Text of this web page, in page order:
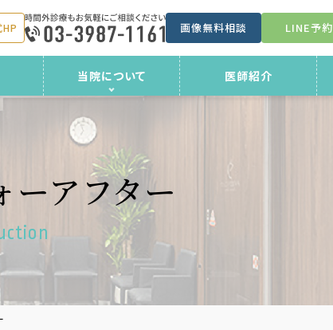
画像無料相談 LINE予約
当院について 医師紹介
ーアフター